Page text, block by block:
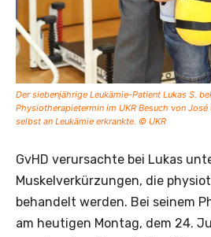
Der siebenjährige Leukämie-Patient Lukas S.
Physiotherapietermin im UKR Besuch von
selbst an Leukämie erkrankte. © UKR
GvHD verursachte bei Lukas
Muskelverkürzungen, die
behandelt werden. Bei seinem
am heutigen Montag, dem 24.